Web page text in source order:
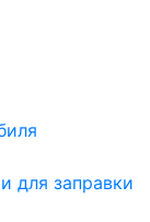
для заправки